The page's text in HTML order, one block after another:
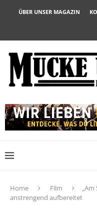
ÜBER UNSER MAGAZIN
Home Film
anstrengend aufbereitet